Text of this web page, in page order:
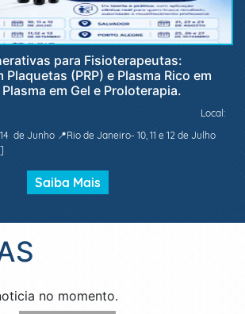
para Fisioterapeutas:
Plaquetas (PRP) e Plasma Rico em
em Gel e Proloterapia.
Local:
14 de Junho 📍Rio de Janeiro- 10, 11 e 12 de Julho
Saiba Mais
no momento.